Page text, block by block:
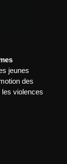
jeunes
des
violences